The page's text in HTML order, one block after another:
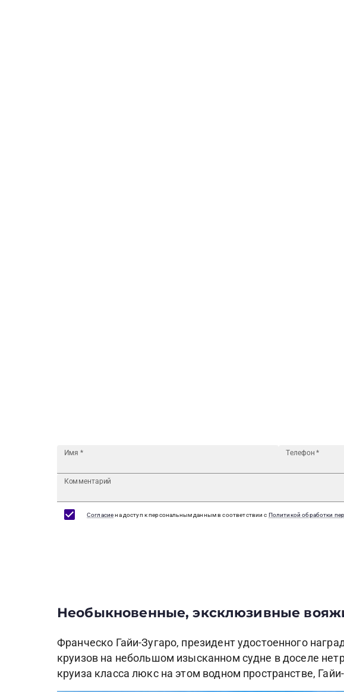
Имя * Телефон *
Комментарий
Согласиена доступ к персональным данным в соответствии с Политикой обработки
Необыкновенные, эксклюзивные
Франческо Гайи-Зугаро, президент удостоенного
круизов на небольшом изысканном судне в доселе
круиза класса люкс на этом водном пространстве,